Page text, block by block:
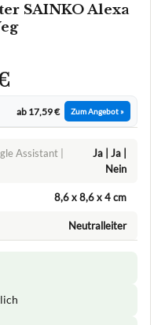
SAINKO Alexa
ab 17,59 € Zum Angebot »
Assistant |
Ja | Ja |
Nein
8,6 x 8,6 x 4 cm
Neutralleiter